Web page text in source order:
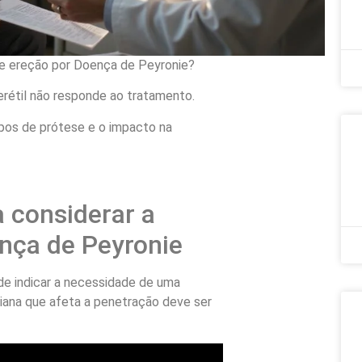
ereção por Doença de Peyronie?
não responde ao tratamento.
de prótese e o impacto na
considerar a
de Peyronie
indicar a necessidade de uma
que afeta a penetração deve ser